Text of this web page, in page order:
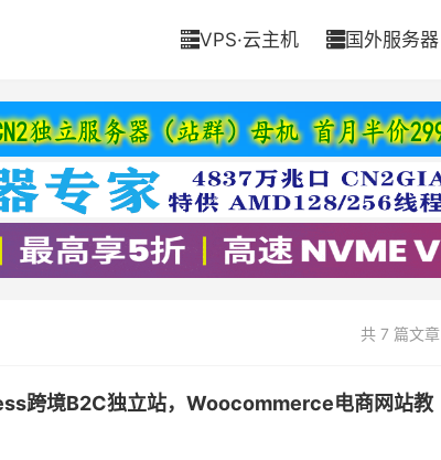
VPS·云主机 国外服务器
共 7 篇文章
跨境B2C独立站，Woocommerce电商网站教